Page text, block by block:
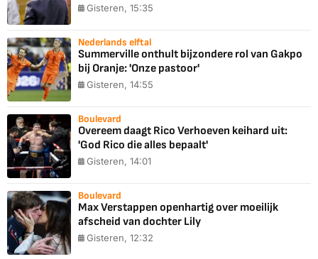
Gisteren, 15:35
Nederlands elftal
Summerville onthult bijzondere rol van Gakpo
bij Oranje: 'Onze pastoor'
Gisteren, 14:55
Boulevard
Overeem daagt Rico Verhoeven keihard uit:
'God Rico die alles bepaalt'
Gisteren, 14:01
Boulevard
Max Verstappen openhartig over moeilijk
afscheid van dochter Lily
Gisteren, 12:32